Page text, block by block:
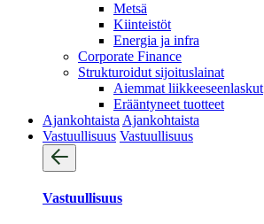
Metsä
Kiinteistöt
Energia ja infra
Corporate Finance
Strukturoidut sijoituslainat
Aiemmat liikkeeseenlaskut
Erääntyneet tuotteet
Ajankohtaista Ajankohtaista
Vastuullisuus Vastuullisuus
Vastuullisuus